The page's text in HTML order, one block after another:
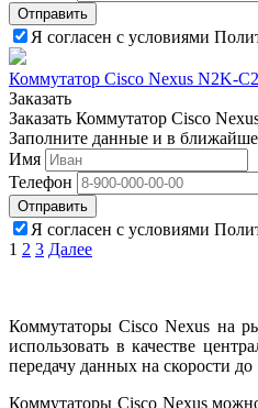
Отправить
Я согласен с условиями
Коммутатор Cisco Nexus N2K-
Заказать
Заказать Коммутатор Cisco
Заполните данные и в
Имя
Телефон
Отправить
Я согласен с условиями
Пагинация
1 2 3 Далее
Коммутаторы Cisco Nexus на
использовать в качестве
передачу данных на скорости
Коммутаторы Cisco Nexus